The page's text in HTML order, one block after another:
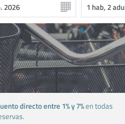
directo entre 1% y 7%en todas